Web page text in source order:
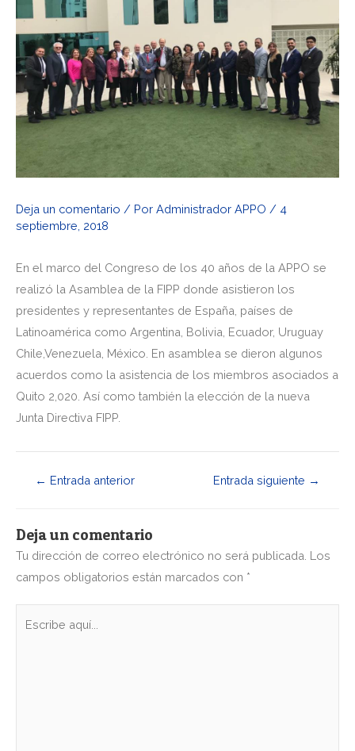
Deja un comentario / Por Administrador APPO / 4
septiembre, 2018
En el marco del Congreso de los 40 años de la APPO se
realizó la Asamblea de la FIPP donde asistieron los
presidentes y representantes de España, países de
Latinoamérica como Argentina, Bolivia, Ecuador, Uruguay
Chile,Venezuela, México. En asamblea se dieron algunos
acuerdos como la asistencia de los miembros asociados a
Quito 2,020. Así como también la elección de la nueva
Junta Directiva FIPP.
← Entrada anterior Entrada siguiente →
Deja un comentario
Tu dirección de correo electrónico no será publicada. Los
campos obligatorios están marcados con *